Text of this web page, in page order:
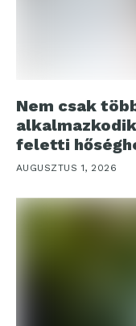
Nem csak
feletti
AUGUSZTUS 1, 2026